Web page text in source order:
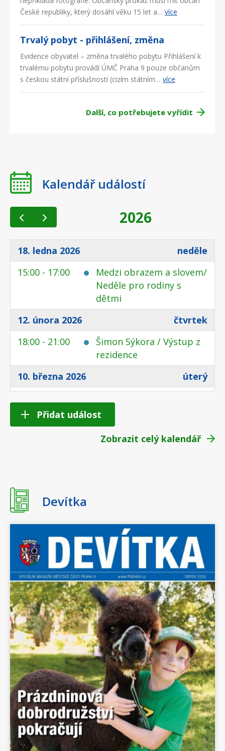
České republiky, který dosáhl věku 15 let a… více
Trvalý pobyt - přihlášení, změna
Evidence obyvatel – změna trvalého pobytu Přihlášení k
trvalému pobytu provádí ÚMČ Praha 9 pouze občanům
s českou státní příslušností (cizím státním… více
Další, co potřebujete vyřídit
Kalendář událostí
2026
18. ledna 2026
neděle
15:00 - 17:00
Medzi obrazem a slovem/
Neděle pro rodiny s
dětmi
12. února 2026
čtvrtek
18:00 - 21:00
Šimon Sýkora / Výstup z
rezidence
10. března 2026
úterý
Komentovaná prohlídka s
večeří
čtvrtek
22. března 2026
neděle
15:00 - 17:00
Zprávy z oblohy / Neděle
pro rodiny s dětmi s
Oksanou Sadovenko
1. dubna 2026
středa
Celý den
OTEVŘENÁ ŠKOLNÍ
HŘIŠTĚ PRO VEŘEJNOST
2026
2. dubna 2026
čtvrtek
Celý den
OTEVŘENÁ ŠKOLNÍ
HŘIŠTĚ PRO VEŘEJNOST
2026
3. dubna 2026
pátek
Přidat událost
Zobrazit celý kalendář
Devítka